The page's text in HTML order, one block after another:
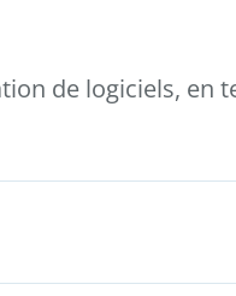
de logiciels, en